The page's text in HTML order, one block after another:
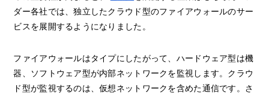
ダー各社では、独立したクラウド型のファイアウォールのサー
ビスを展開するようになりました。
ファイアウォールはタイプにしたがって、ハードウェア型は機
器、ソフトウェア型が内部ネットワークを監視します。クラウ
ド型が監視するのは、仮想ネットワークを含めた通信です。さ